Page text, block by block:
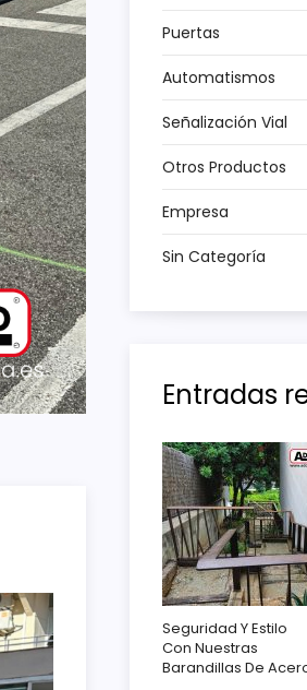
Puertas
Automatismos
Señalización Vial
Otros Productos
Empresa
Sin Categoría
Entradas
Seguridad Y Estilo
Con Nuestras
Barandillas De